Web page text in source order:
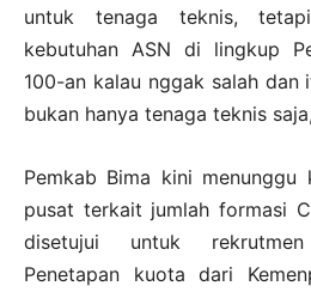
untuk tenaga teknis,
kebutuhan ASN di lingkup
100-an kalau nggak salah dan
bukan hanya tenaga teknis
Pemkab Bima kini menunggu
pusat terkait jumlah formasi
disetujui untuk
Penetapan kuota dari